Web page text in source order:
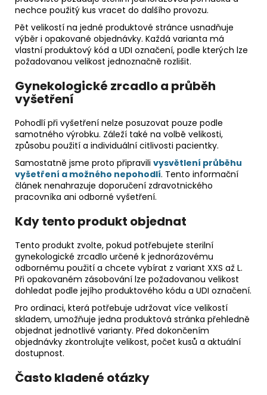
nechce použitý kus vracet do dalšího provozu.
Pět velikostí na jedné produktové stránce usnadňuje
výběr i opakované objednávky. Každá varianta má
vlastní produktový kód a UDI označení, podle kterých lze
požadovanou velikost jednoznačně rozlišit.
Gynekologické zrcadlo a průběh
vyšetření
Pohodlí při vyšetření nelze posuzovat pouze podle
samotného výrobku. Záleží také na volbě velikosti,
způsobu použití a individuální citlivosti pacientky.
Samostatně jsme proto připravili vysvětlení průběhu
vyšetření a možného nepohodlí. Tento informační
článek nenahrazuje doporučení zdravotnického
pracovníka ani odborné vyšetření.
Kdy tento produkt objednat
Tento produkt zvolte, pokud potřebujete sterilní
gynekologické zrcadlo určené k jednorázovému
odbornému použití a chcete vybírat z variant XXS až L.
Při opakovaném zásobování lze požadovanou velikost
dohledat podle jejího produktového kódu a UDI označení.
Pro ordinaci, která potřebuje udržovat více velikostí
skladem, umožňuje jedna produktová stránka přehledně
objednat jednotlivé varianty. Před dokončením
objednávky zkontrolujte velikost, počet kusů a aktuální
dostupnost.
Často kladené otázky